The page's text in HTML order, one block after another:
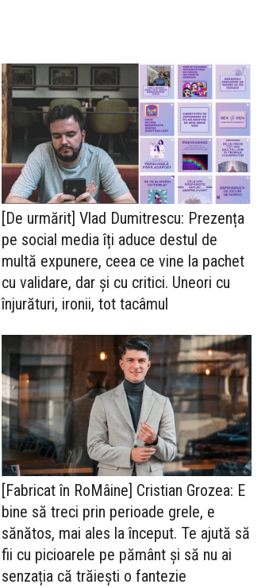
[De urmărit] Vlad Dumitrescu: Prezența
pe social media îți aduce destul de
multă expunere, ceea ce vine la pachet
cu validare, dar și cu critici. Uneori cu
înjurături, ironii, tot tacâmul
[Fabricat în RoMâine] Cristian Grozea: E
bine să treci prin perioade grele, e
sănătos, mai ales la început. Te ajută să
fii cu picioarele pe pământ și să nu ai
senzația că trăiești o fantezie